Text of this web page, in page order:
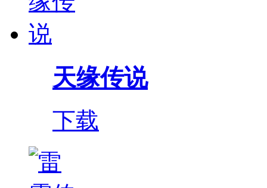
天缘传说
下载